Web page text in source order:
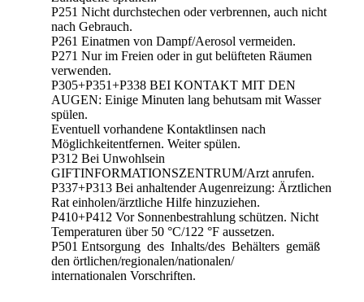
P251 Nicht durchstechen oder verbrennen, auch nicht
nach Gebrauch.
P261 Einatmen von Dampf/Aerosol vermeiden.
P271 Nur im Freien oder in gut belüfteten Räumen
verwenden.
P305+P351+P338 BEI KONTAKT MIT DEN
AUGEN: Einige Minuten lang behutsam mit Wasser
spülen.
Eventuell vorhandene Kontaktlinsen nach
Möglichkeitentfernen. Weiter spülen.
P312 Bei Unwohlsein
GIFTINFORMATIONSZENTRUM/Arzt anrufen.
P337+P313 Bei anhaltender Augenreizung: Ärztlichen
Rat einholen/ärztliche Hilfe hinzuziehen.
P410+P412 Vor Sonnenbestrahlung schützen. Nicht
Temperaturen über 50 °C/122 °F aussetzen.
P501 Entsorgung des Inhalts/des Behälters gemäß
den örtlichen/regionalen/nationalen/
internationalen Vorschriften.